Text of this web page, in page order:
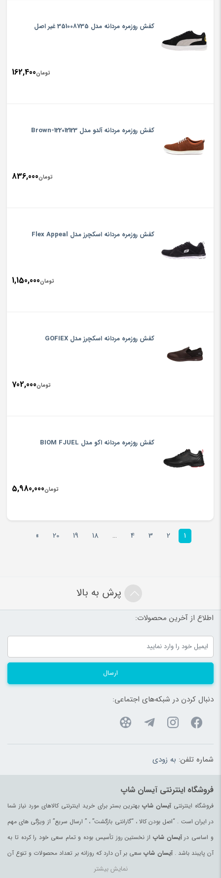
کفش روزمره مردانه مدل 351008735 غیر اصل
تومان162,400
کفش روزمره مردانه آلدو مدل 122012123-Brown
تومان836,000
کفش روزمره مردانه اسکچرز مدل Flex Appeal
تومان1,150,000
کفش روزمره مردانه اسکچرز مدل GOFIEX
تومان702,000
کفش روزمره مردانه اکو مدل BIOM FJUEL
تومان5,980,000
1
2
3
4
…
18
19
20
»
پرش به بالا
اطلاع از آخرین محصولات:
ارسال
دنبال کردن در شبکه‌های اجتماعی:
شماره تلفن: به زودی
فروشگاه اینترنتی آیسان شاپ
فروشگاه اینترنتیآیسان شاپبهترین بستر برای خرید اینترنتی کالاهای مورد نیاز شما
در ایران است . “اصل بودن کالا ، “گارانتی بازگشت” ، ” ارسال سریع” از ویژگی های مهم
و اساسی درآیسان شاپ از نخستین روز تأسیس بوده و تمام سعی خود را کرده تا به
آن پایبند باشد .آیسان شاپ سعی بر آن دارد که روزانه بر تعداد محصولات و تنوع آن
بیفزاید تا بتواند نیاز همه ی افراد با هر نوع سلیقه را در خرید محصولات اینترنتی مرتفع
نمایش بیشتر